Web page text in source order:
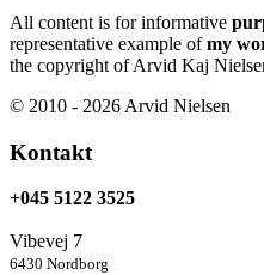
All content is for informative
representative example ofmy
the copyright of Arvid Kaj
© 2010 - 2026 Arvid Nielsen
Kontakt
+045 5122 3525
Vibevej 7
6430 Nordborg